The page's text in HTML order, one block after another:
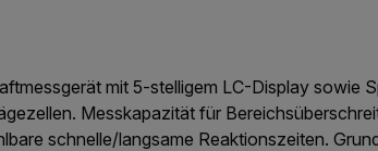
mit 5-stelligem LC-Display sowie
Messkapazität für
schnelle/langsame Reaktionszeiten.